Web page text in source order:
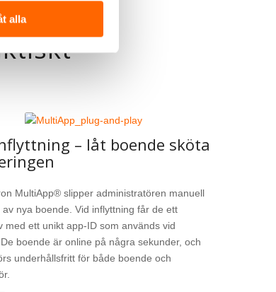
alla
– låt boende sköta
MultiApp® slipper administratören manuell
av nya boende. Vid inflyttning får de ett
med ett unikt app-ID som används vid
boende är online på några sekunder, och
underhållsfritt för både boende och